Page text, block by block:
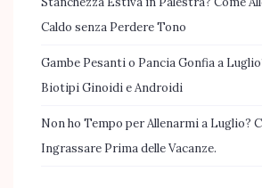
Caldo senza Perdere Tono
Gambe Pesanti o Pancia Gonfia a
Biotipi Ginoidi e Androidi
Non ho Tempo per Allenarmi a Luglio?
Ingrassare Prima delle Vacanze.